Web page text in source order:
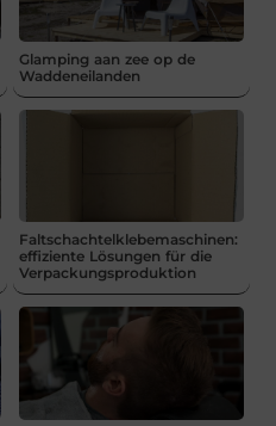
Glamping aan zee op de
Waddeneilanden
Faltschachtelklebemaschinen:
effiziente Lösungen für die
Verpackungsproduktion